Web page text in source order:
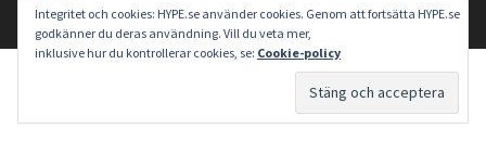
Integritet och cookies: HYPE.se använder cookies. Genom att fortsätta HYPE.se
godkänner du deras användning. Vill du veta mer,
inklusive hur du kontrollerar cookies, se: Cookie-policy